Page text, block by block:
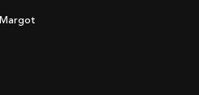
Margot